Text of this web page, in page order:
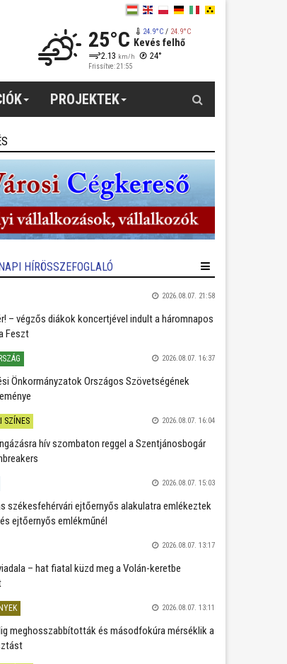
25°C 24.9°C/ 24.9°C
Kevés felhő
2.13 km/h 24°
Frissítve: 21:55
PROJEKTEK
HÍRÖSSZEFOGLALÓ
2026.08.07. 21:58
– végzős diákok koncertjével indult a háromnapos
Feszt
2026.08.07. 16:37
Önkormányzatok Országos Szövetségének
SZÍNES 2026.08.07. 16:04
hív szombaton reggel a Szentjánosbogár
2026.08.07. 15:03
székesfehérvári ejtőernyős alakulatra emlékeztek
ejtőernyős emlékműnél
2026.08.07. 13:17
– hat fiatal küzd meg a Volán-keretbe
2026.08.07. 13:11
meghosszabbították és másodfokúra mérséklik a